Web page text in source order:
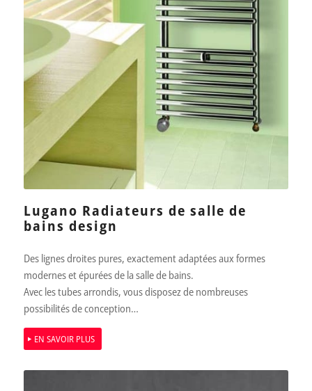
Lugano Radiateurs de salle de
bains design
Des lignes droites pures, exactement adaptées aux formes
modernes et épurées de la salle de bains.
Avec les tubes arrondis, vous disposez de nombreuses
possibilités de conception…
EN SAVOIR PLUS